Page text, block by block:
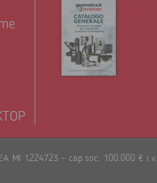
MI 1224723 - cap.soc. 100.000 €